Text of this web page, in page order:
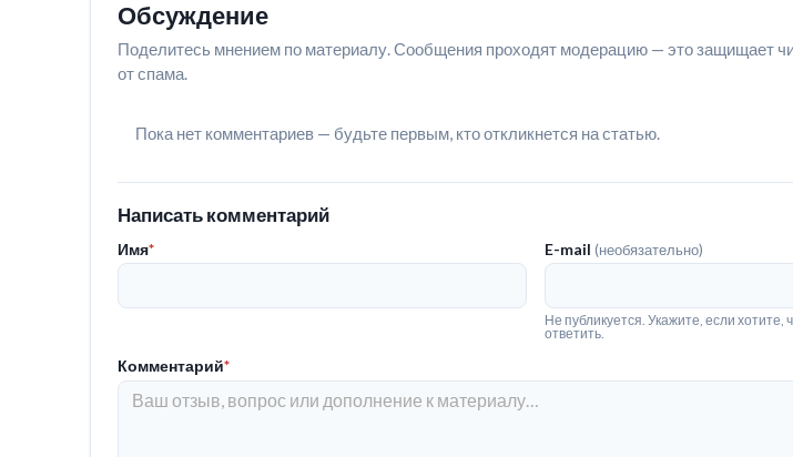
Обсуждение
Поделитесь мнением по материалу. Сообщения проходят модерацию — это защищает
от спама.
Пока нет комментариев — будьте первым, кто откликнется на статью.
Написать комментарий
Имя* E-mail (необязательно)
Не публикуется. Укажите, если хотите,
ответить.
Комментарий*